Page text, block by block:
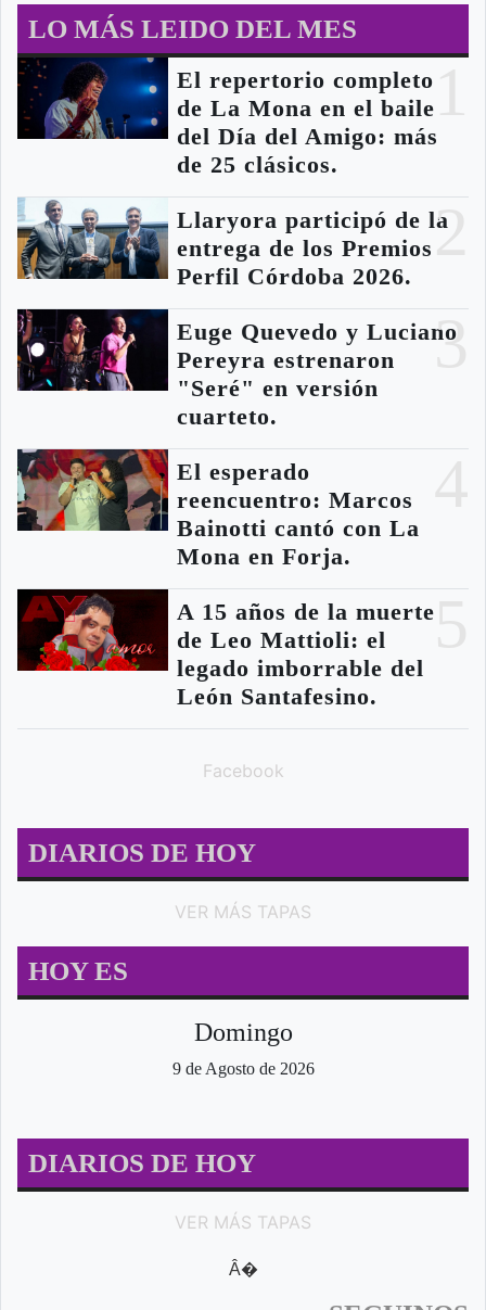
LO MÁS LEIDO DEL MES
El repertorio completo
de La Mona en el baile
del Día del Amigo: más
de 25 clásicos.
2
Llaryora participó de la
entrega de los Premios
Perfil Córdoba 2026.
3
Euge Quevedo y Luciano
Pereyra estrenaron
"Seré" en versión
cuarteto.
El esperado
reencuentro: Marcos
Bainotti cantó con La
Mona en Forja.
A 15 años de la muerte
de Leo Mattioli: el
legado imborrable del
León Santafesino.
Facebook
DIARIOS DE HOY
VER MÁS TAPAS
HOY ES
Domingo
9 de Agosto de 2026
DIARIOS DE HOY
VER MÁS TAPAS
Â�